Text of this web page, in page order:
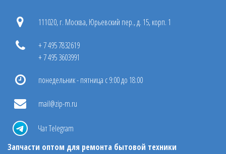
111020, г. Москва, Юрьевский пер., д. 15, корп. 1
+ 7 495 7832619
+ 7 495 3603991
понедельник - пятница с 9:00 до 18:00
mail@zip-m.ru
Чат Telegram
Запчасти оптом для ремонта бытовой техники